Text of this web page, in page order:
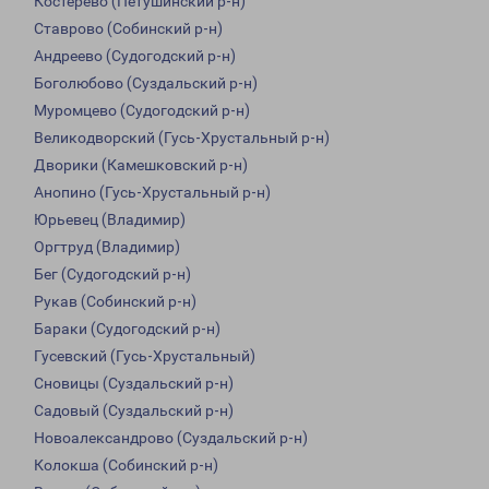
Ставрово (Собинский р-н)
Андреево (Судогодский р-н)
Боголюбово (Суздальский р-н)
Муромцево (Судогодский р-н)
Великодворский (Гусь-Хрустальный р-н)
Дворики (Камешковский р-н)
Анопино (Гусь-Хрустальный р-н)
Юрьевец (Владимир)
Оргтруд (Владимир)
Бег (Судогодский р-н)
Рукав (Собинский р-н)
Бараки (Судогодский р-н)
Гусевский (Гусь-Хрустальный)
Сновицы (Суздальский р-н)
Садовый (Суздальский р-н)
Новоалександрово (Суздальский р-н)
Колокша (Собинский р-н)